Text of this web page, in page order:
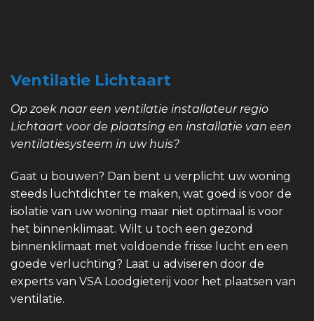
Ventilatie Lichtaart
Op zoek naar een ventilatie installateur regio
Lichtaart voor de plaatsing en installatie van een
ventilatiesysteem in uw huis?
Gaat u bouwen? Dan bent u verplicht uw woning
steeds luchtdichter te maken, wat goed is voor de
isolatie van uw woning maar niet optimaal is voor
het binnenklimaat. Wilt u toch een gezond
binnenklimaat met voldoende frisse lucht en een
goede verluchting? Laat u adviseren door de
experts van VSA Loodgieterij voor het plaatsen van
ventilatie.